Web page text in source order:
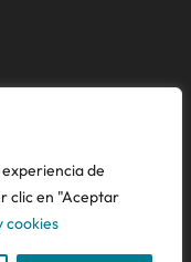
de
clic en "Aceptar
cookies